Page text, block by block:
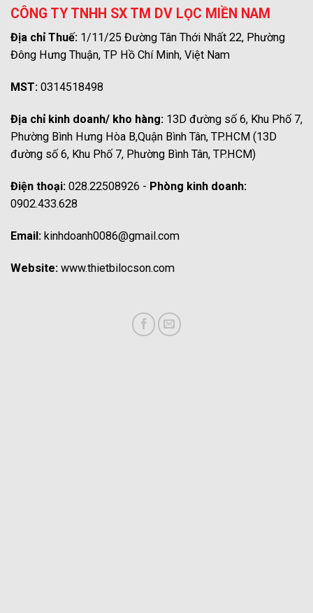
CÔNG TY TNHH SX TM DV LỌC MIỀN NAM
Địa chỉ Thuế: 1/11/25 Đường Tân Thới Nhất 22, Phường
Đông Hưng Thuận, TP Hồ Chí Minh, Việt Nam
MST: 0314518498
Địa chỉ kinh doanh/ kho hàng: 13D đường số 6, Khu Phố 7,
Phường Bình Hưng Hòa B,Quận Bình Tân, TP.HCM (13D
đường số 6, Khu Phố 7, Phường Bình Tân, TP.HCM)
Điện thoại: 028.22508926 - Phòng kinh doanh:
0902.433.628
Email: kinhdoanh0086@gmail.com
Website: www.thietbilocson.com